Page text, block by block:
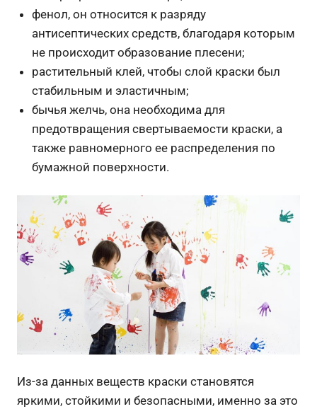
фенол, он относится к разряду
антисептических средств, благодаря которым
не происходит образование плесени;
растительный клей, чтобы слой краски был
стабильным и эластичным;
бычья желчь, она необходима для
предотвращения свертываемости краски, а
также равномерного ее распределения по
бумажной поверхности.
Из-за данных веществ краски становятся
яркими, стойкими и безопасными, именно за это